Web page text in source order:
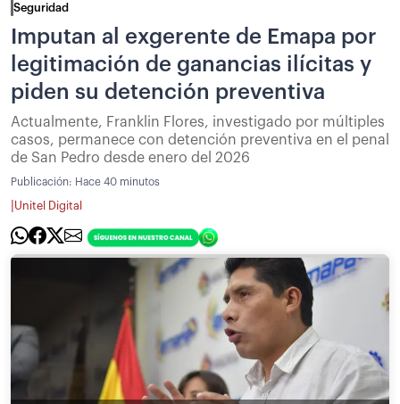
Seguridad
Imputan al exgerente de Emapa por
legitimación de ganancias ilícitas y
piden su detención preventiva
Actualmente, Franklin Flores, investigado por múltiples
casos, permanece con detención preventiva en el penal
de San Pedro desde enero del 2026
Publicación: Hace 40 minutos
Unitel Digital